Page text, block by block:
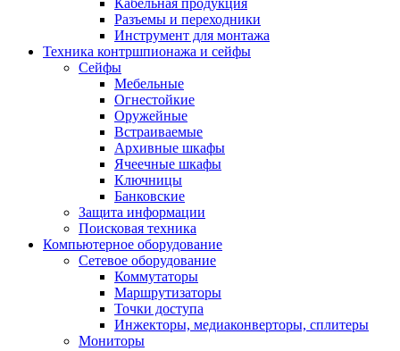
Кабельная продукция
Разъемы и переходники
Инструмент для монтажа
Техника контршпионажа и сейфы
Сейфы
Мебельные
Огнестойкие
Оружейные
Встраиваемые
Архивные шкафы
Ячеечные шкафы
Ключницы
Банковские
Защита информации
Поисковая техника
Компьютерное оборудование
Сетевое оборудование
Коммутаторы
Маршрутизаторы
Точки доступа
Инжекторы, медиаконверторы, сплитеры
Мониторы